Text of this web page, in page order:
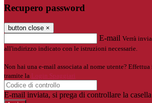
Recupero password
button close ×
E-mail Verrà
all'indirizzo indicato con le istruzioni necessarie.
Non hai una e-mail associata al nome utente? Effettua
tramite la
Login Spaggiari
E-mail inviata, si prega di controllare la